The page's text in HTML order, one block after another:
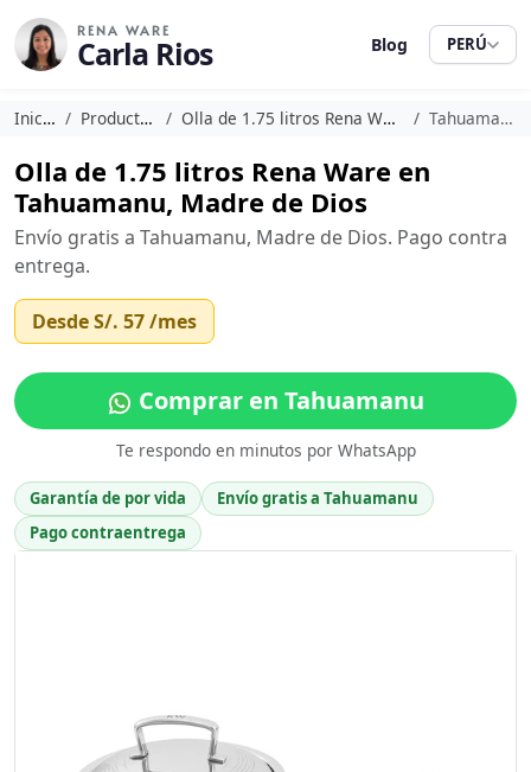
RENA WARE
Carla Rios Blog PERÚ
Inicio Productos Olla de 1.75 litros Rena Ware Tahuamanu
Olla de 1.75 litros Rena Ware en
Tahuamanu, Madre de Dios
Envío gratis a Tahuamanu, Madre de Dios. Pago contra
entrega.
DesdeS/. 57/mes
Comprar en Tahuamanu
Te respondo en minutos por WhatsApp
Garantía de por vida
Envío gratis a Tahuamanu
Pago contraentrega